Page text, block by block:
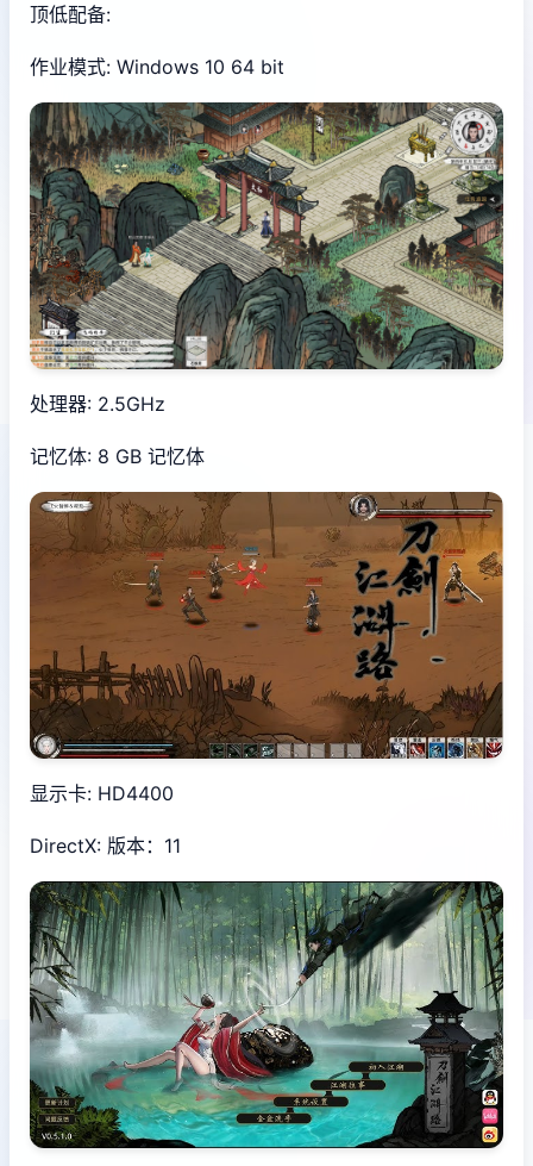
顶低配备:
作业模式: Windows 10 64 bit
处理器: 2.5GHz
记忆体: 8 GB 记忆体
显示卡: HD4400
DirectX: 版本：11